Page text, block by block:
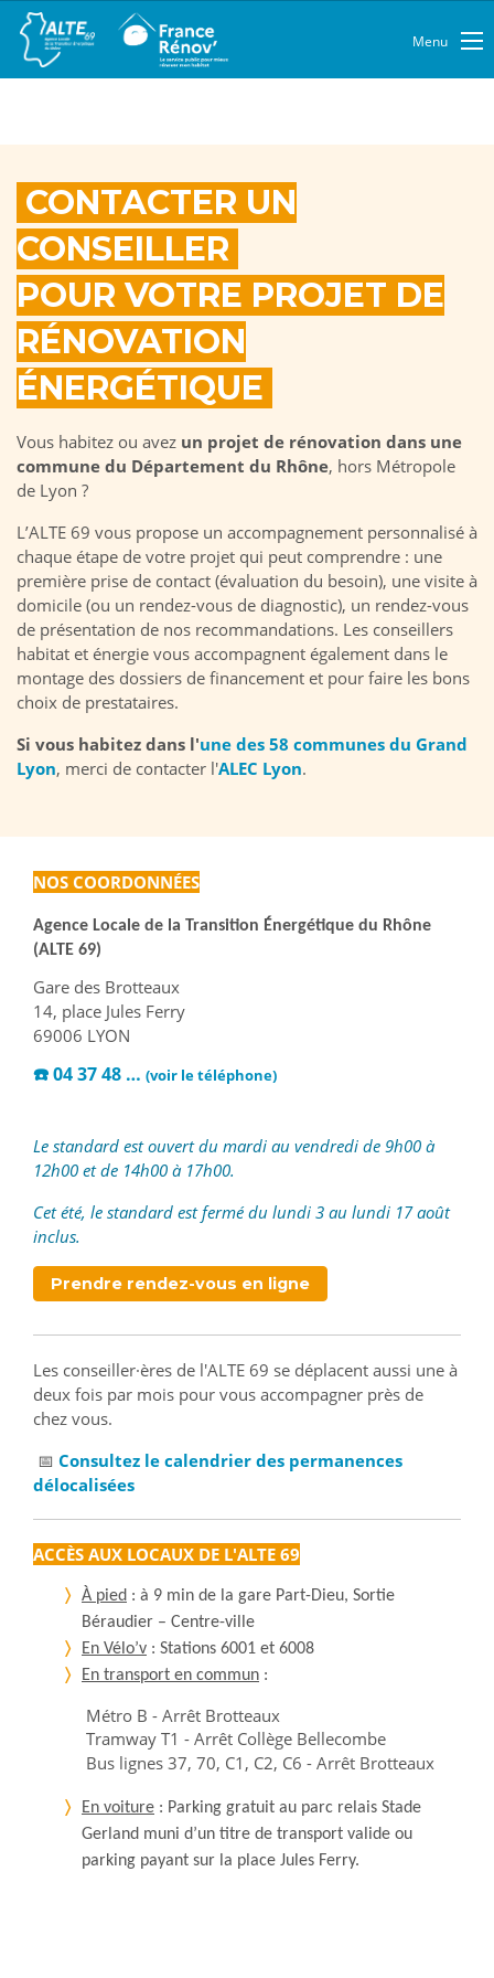
Menu
CONTACTER UN
CONSEILLER
POUR VOTRE PROJET DE
RÉNOVATION
ÉNERGÉTIQUE
Vous habitez ou avez un projet de rénovation dans une
commune du Département du Rhône, hors Métropole
de Lyon ?
L’ALTE 69 vous propose un accompagnement personnalisé à
chaque étape de votre projet qui peut comprendre : une
première prise de contact (évaluation du besoin), une visite à
domicile (ou un rendez-vous de diagnostic), un rendez-vous
de présentation de nos recommandations. Les conseillers
habitat et énergie vous accompagnent également dans le
montage des dossiers de financement et pour faire les bons
choix de prestataires.
Si vous habitez dans l'une des 58 communes du Grand
Lyon, merci de contacter l'ALEC Lyon.
NOS COORDONNÉES
Agence Locale de la Transition Énergétique du Rhône
(ALTE 69)
Gare des Brotteaux
14, place Jules Ferry
69006 LYON
☎️ 04 37 48 … (voir le téléphone️)
Le standard est ouvert du mardi au vendredi de 9h00 à
12h00 et de 14h00 à 17h00.
Cet été, le standard est fermé du lundi 3 au lundi 17 août
inclus.
Prendre rendez-vous en ligne
Les conseiller·ères de l'ALTE 69 se déplacent aussi une à
deux fois par mois pour vous accompagner près de
chez vous.
📅​ Consultez le calendrier des permanences
délocalisées
ACCÈS AUX LOCAUX DE L'ALTE 69
À pied : à 9 min de la gare Part-Dieu, Sortie
Béraudier – Centre-ville
En Vélo’v : Stations 6001 et 6008
En transport en commun :
Métro B - Arrêt Brotteaux
Tramway T1 - Arrêt Collège Bellecombe
Bus lignes 37, 70, C1, C2, C6 - Arrêt Brotteaux
En voiture : Parking gratuit au parc relais Stade
Gerland muni d’un titre de transport valide ou
parking payant sur la place Jules Ferry.